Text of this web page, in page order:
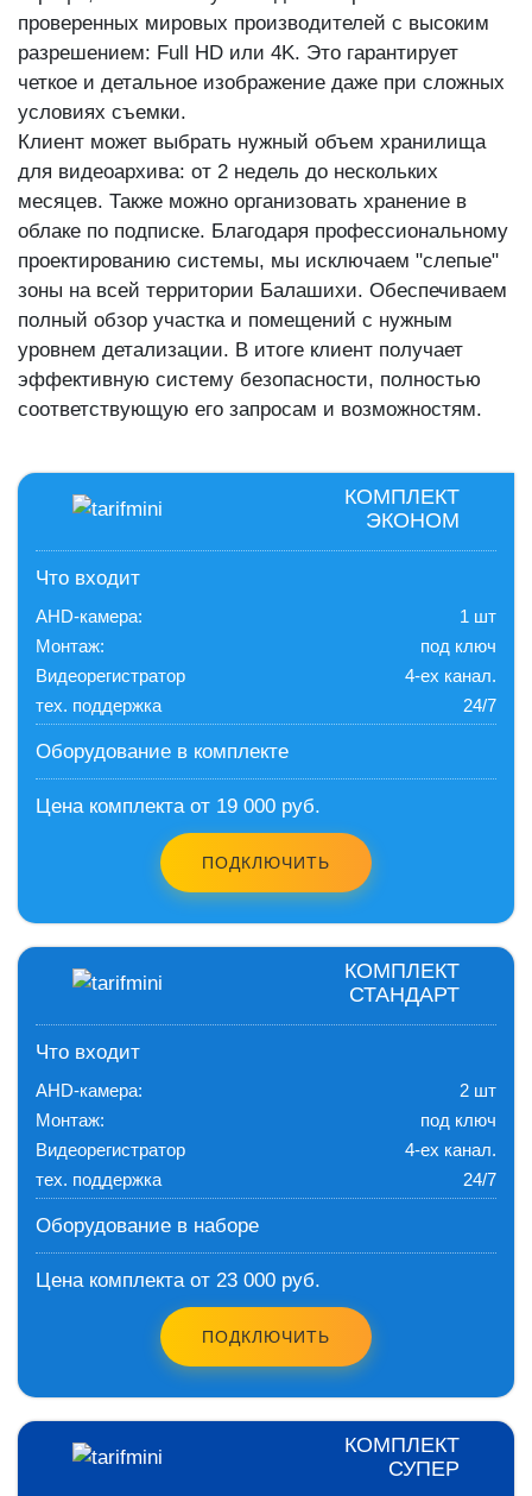
проверенных мировых производителей с высоким
разрешением: Full HD или 4K. Это гарантирует
четкое и детальное изображение даже при сложных
условиях съемки.
Клиент может выбрать нужный объем хранилища
для видеоархива: от 2 недель до нескольких
месяцев. Также можно организовать хранение в
облаке по подписке. Благодаря профессиональному
проектированию системы, мы исключаем "слепые"
зоны на всей территории Балашихи. Обеспечиваем
полный обзор участка и помещений с нужным
уровнем детализации. В итоге клиент получает
эффективную систему безопасности, полностью
соответствующую его запросам и возможностям.
КОМПЛЕКТ
ЭКОНОМ
Что входит
AHD-камера:
1 шт
Монтаж:
под ключ
Видеорегистратор
4-ех канал.
тех. поддержка
24/7
Оборудование в комплекте
Цена комплекта от 19 000 руб.
ПОДКЛЮЧИТЬ
КОМПЛЕКТ
СТАНДАРТ
Что входит
AHD-камера:
2 шт
Монтаж:
под ключ
Видеорегистратор
4-ех канал.
тех. поддержка
24/7
Оборудование в наборе
Цена комплекта от 23 000 руб.
ПОДКЛЮЧИТЬ
КОМПЛЕКТ
СУПЕР